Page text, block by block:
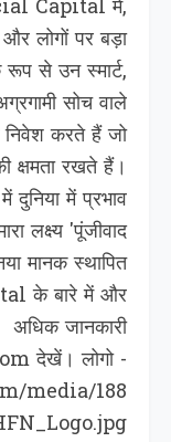
Capital में,
और लोगों पर बड़ा
से उन स्मार्ट,
सोच वाले
निवेश करते हैं जो
क्षमता रखते हैं।
दुनिया में प्रभाव
लक्ष्‍य 'पूंजीवाद
मानक स्थापित
के बारे में और
अधिक जानकारी
देखें। लोगो -
media/188